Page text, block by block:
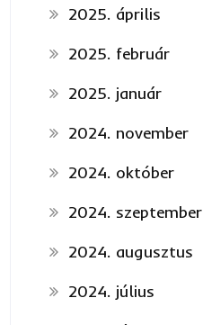
2025. április
2025. február
2025. január
2024. november
2024. október
2024. szeptember
2024. augusztus
2024. július